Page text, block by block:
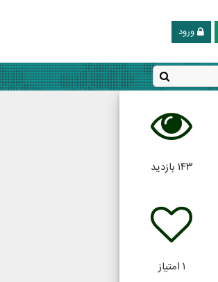
ورود
۱۴۳ بازدید
۱ امتیاز